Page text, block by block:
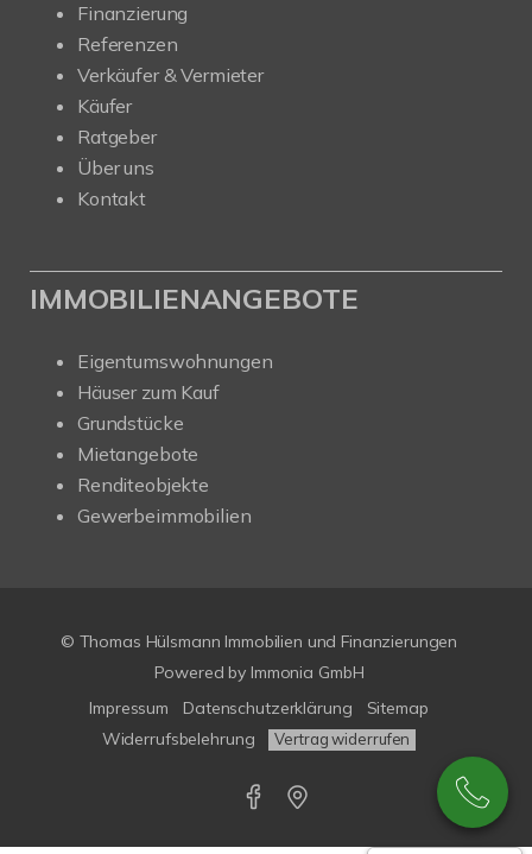
Finanzierung
Referenzen
Verkäufer & Vermieter
Käufer
Ratgeber
Über uns
Kontakt
IMMOBILIENANGEBOTE
Eigentumswohnungen
Häuser zum Kauf
Grundstücke
Mietangebote
Renditeobjekte
Gewerbeimmobilien
© Thomas Hülsmann Immobilien und Finanzierungen
Powered by Immonia GmbH
Impressum
Datenschutzerklärung
Sitemap
Widerrufsbelehrung
Vertrag widerrufen